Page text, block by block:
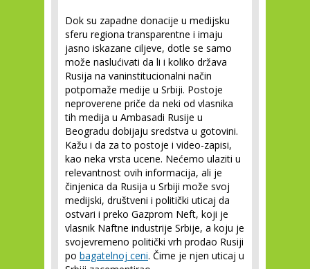
Dok su zapadne donacije u medijsku
sferu regiona transparentne i imaju
jasno iskazane ciljeve, dotle se samo
može naslućivati da li i koliko država
Rusija na vaninstitucionalni način
potpomaže medije u Srbiji. Postoje
neproverene priče da neki od vlasnika
tih medija u Ambasadi Rusije u
Beogradu dobijaju sredstva u gotovini.
Kažu i da za to postoje i video-zapisi,
kao neka vrsta ucene. Nećemo ulaziti u
relevantnost ovih informacija, ali je
činjenica da Rusija u Srbiji može svoj
medijski, društveni i politički uticaj da
ostvari i preko Gazprom Neft, koji je
vlasnik Naftne industrije Srbije, a koju je
svojevremeno politički vrh prodao Rusiji
po bagatelnoj ceni. Čime je njen uticaj u